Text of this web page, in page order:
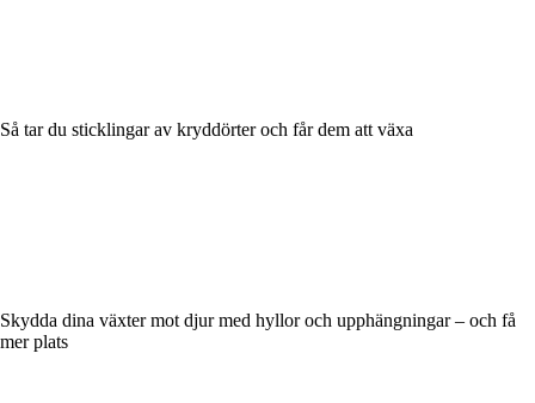
Så tar du sticklingar av kryddörter och får dem att växa
Skydda dina växter mot djur med hyllor och upphängningar – och få
mer plats